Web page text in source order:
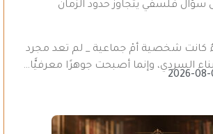
سؤال فلسفي يتجاوز حدود الزمان
كانت شخصية أمْ جماعية _ لم تعد مجرد
السردي، وإنما أصبحت جوهرًا معرفيًّا…
2026-08-